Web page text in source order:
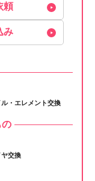
頼
み
ル・エレメント交換
の
ヤ交換